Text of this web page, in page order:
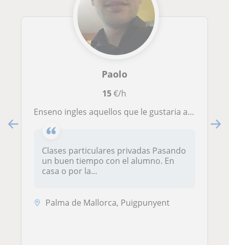
Paolo
15€/h
Enseno ingles aquellos que le gustaria aprender y tienen ganas de aprender otras idiomas tambien
Clases particulares privadas Pasando
un buen tiempo con el alumno. En
casa o por la...
Palma de Mallorca, Puigpunyent